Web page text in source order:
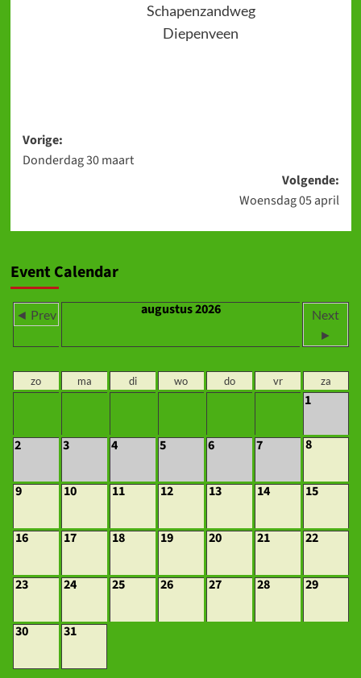
Schapenzandweg
Diepenveen
Bericht
navigatie
Vorige:
Donderdag 30 maart
Volgende:
Woensdag 05 april
Event Calendar
◄ Prev augustus 2026
Next
►
zo ma di wo do vr za
1
2 3 4 5 6 7 8
9 10 11 12 13 14 15
16 17 18 19 20 21 22
23 24 25 26 27 28 29
30 31